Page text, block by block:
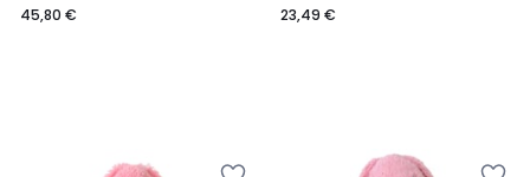
45,80 €
23,49 €